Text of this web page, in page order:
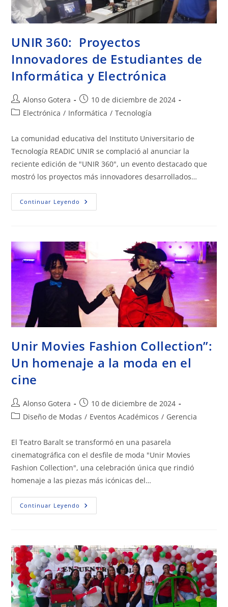
UNIR 360: Proyectos
Innovadores de Estudiantes de
Informática y Electrónica
Alonso Gotera
10 de diciembre de 2024
Electrónica / Informática / Tecnología
La comunidad educativa del Instituto Universitario de
Tecnología READIC UNIR se complació al anunciar la
reciente edición de "UNIR 360", un evento destacado que
mostró los proyectos más innovadores desarrollados…
Continuar Leyendo
Unir Movies Fashion Collection”:
Un homenaje a la moda en el
cine
Alonso Gotera
10 de diciembre de 2024
Diseño de Modas / Eventos Académicos / Gerencia
El Teatro Baralt se transformó en una pasarela
cinematográfica con el desfile de moda "Unir Movies
Fashion Collection", una celebración única que rindió
homenaje a las piezas más icónicas del…
Continuar Leyendo